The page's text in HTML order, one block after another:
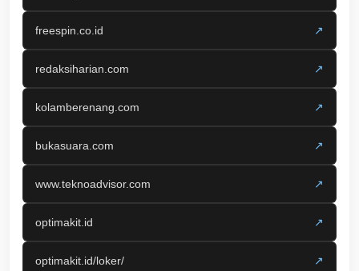
freespin.co.id ↗
redaksiharian.com ↗
kolamberenang.com ↗
bukasuara.com ↗
www.teknoadvisor.com ↗
optimakit.id ↗
optimakit.id/loker/ ↗